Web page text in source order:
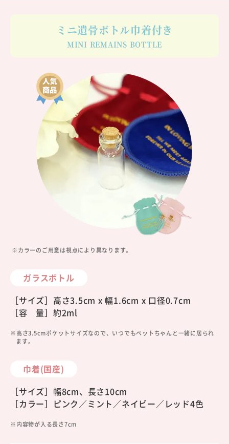
ミニ遺骨ボトル巾着付き
MINI REMAINS BOTTLE
※カラーのご用意は視点により異なります。
ガラスボトル
［サイズ］高さ3.5cm x 幅1.6cm x 口径0.7cm
［容 量］約2ml
※高さ3.5cmポケットサイズなので、いつでもペットちゃんと一緒に居られ
ます。
巾着(国産)
［サイズ］幅8cm、長さ10cm
［カラー］ピンク／ミント／ネイビー／レッド4色
※内容物が入る長さ7cm